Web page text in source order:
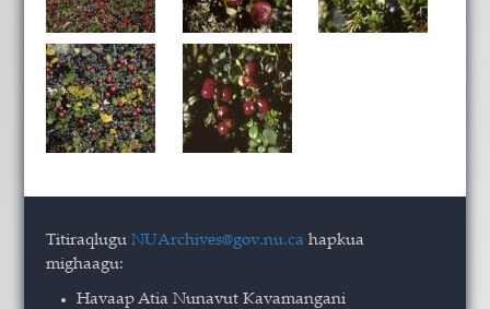
TitiraqluguNUArchives@gov.nu.ca hapkua
mighaagu:
Havaap Atia Nunavut Kavamangani